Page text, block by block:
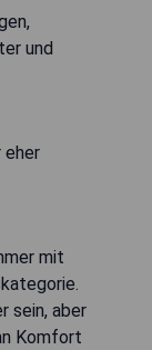
und
eher
mit
sein, aber
Komfort